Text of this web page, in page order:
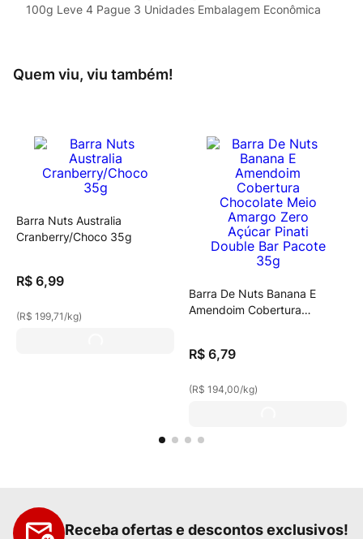
100g Leve 4 Pague 3 Unidades Embalagem Econômica
Quem viu, viu também!
Barra Nuts Australia
Cranberry/Choco 35g
R$ 6,99
(R$ 199,71/kg)
Barra De Nuts Banana E
Amendoim Cobertura
Pacote 35g
R$ 6,79
(R$ 194,00/kg)
Receba ofertas e descontos exclusivos!